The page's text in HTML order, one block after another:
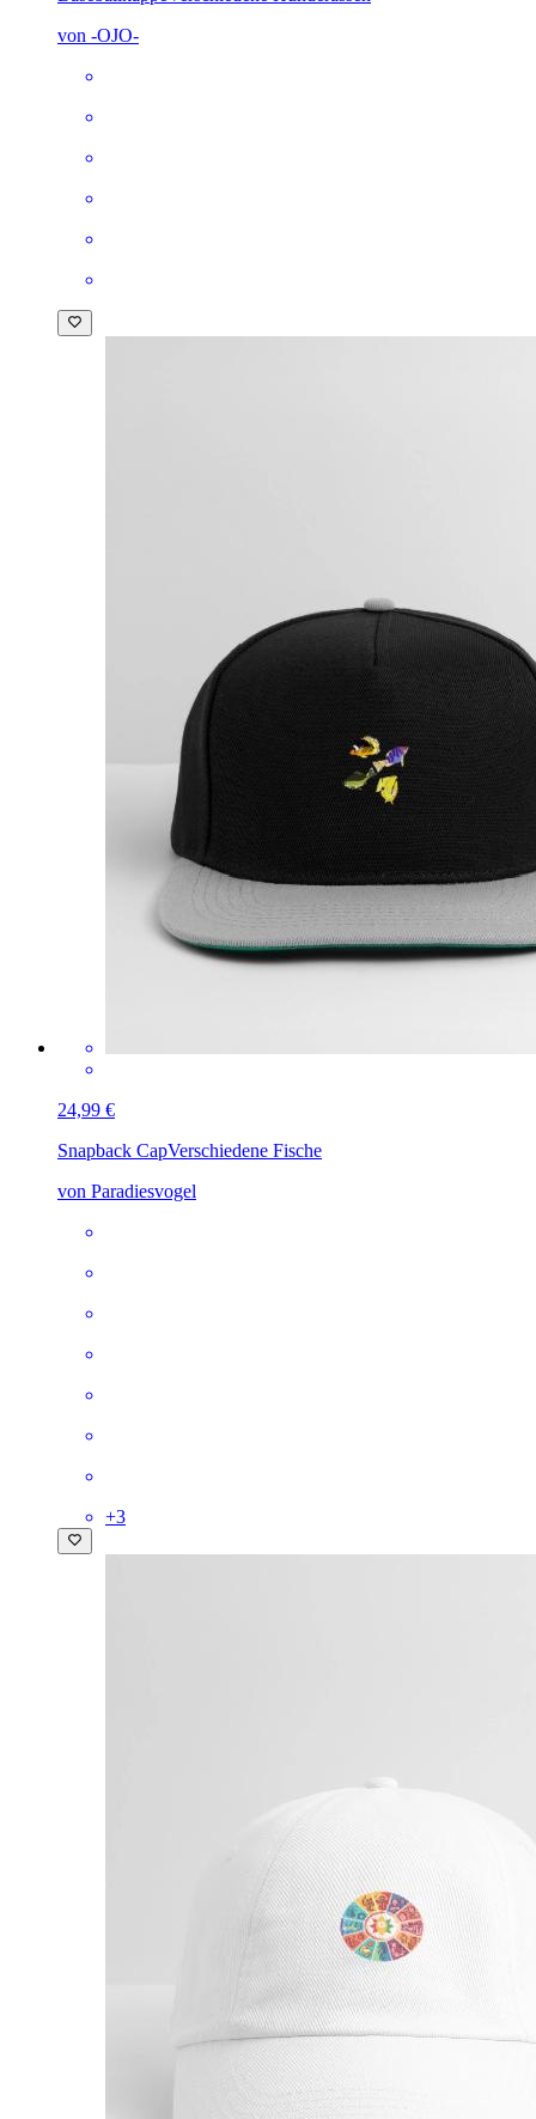
von -OJO-
24,99 €
Snapback CapVerschiedene Fische
von Paradiesvogel
+3